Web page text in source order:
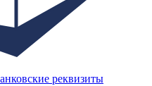
реквизиты